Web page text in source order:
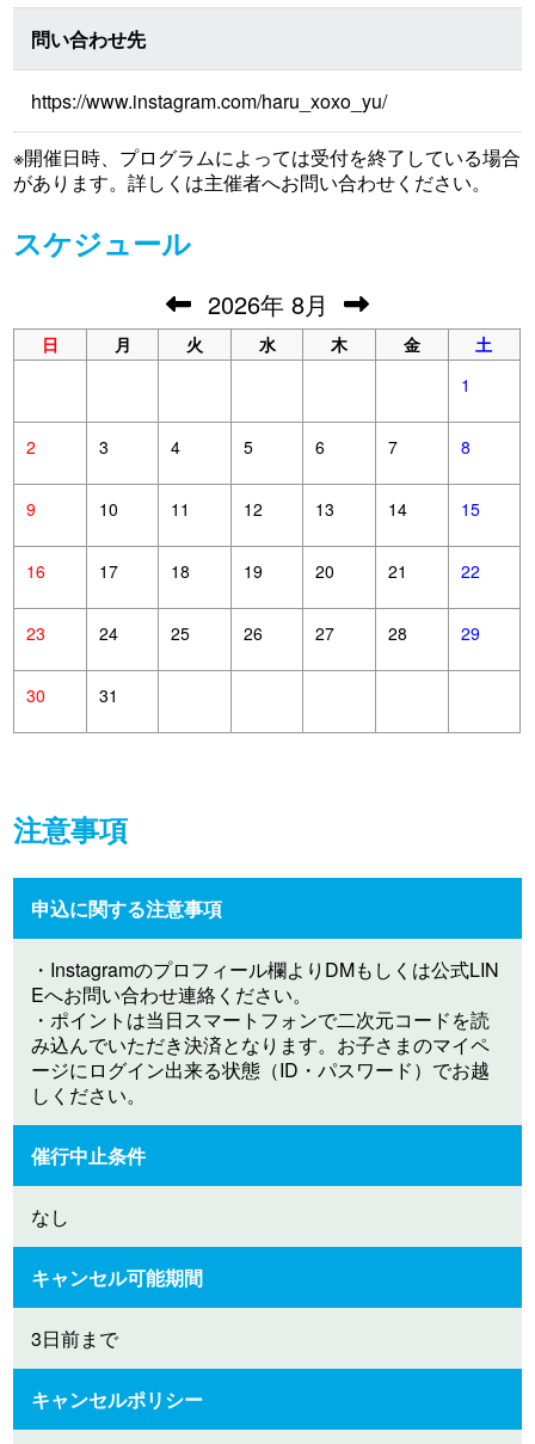
問い合わせ先
https://www.instagram.com/haru_xoxo_yu/
※開催日時、プログラムによっては受付を終了している場合
があります。詳しくは主催者へお問い合わせください。
スケジュール
2026年 8月
日 月 火 水 木 金
土
1
2 3 4 5 6 7 8
9 10 11 12 13 14 15
16 17 18 19 20 21 22
23 24 25 26 27 28 29
30 31
注意事項
申込に関する注意事項
・Instagramのプロフィール欄よりDMもしくは公式LIN
Eへお問い合わせ連絡ください。
・ポイントは当日スマートフォンで二次元コードを読
み込んでいただき決済となります。お子さまのマイペ
ージにログイン出来る状態（ID・パスワード）でお越
しください。
催行中止条件
なし
キャンセル可能期間
3日前まで
キャンセルポリシー